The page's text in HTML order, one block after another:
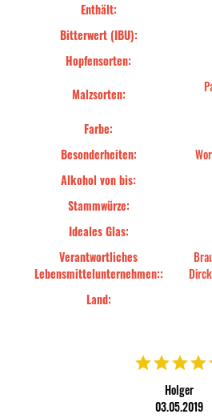
Enthält:
Bitterwert (IBU):
Hopfensorten:
Malzsorten:
Farbe:
Besonderheiten:
Alkohol von bis:
Stammwürze:
Ideales Glas:
Verantwortliches
Lebensmittelunternehmen::
Land:
Holger
03.05.2019